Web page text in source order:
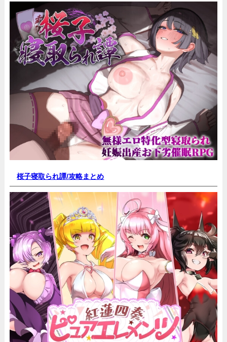
桜子寝取られ譚/攻略まとめ